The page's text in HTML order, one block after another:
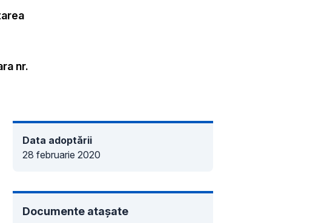
nr.
Data adoptării
28 februarie 2020
Documente atașate